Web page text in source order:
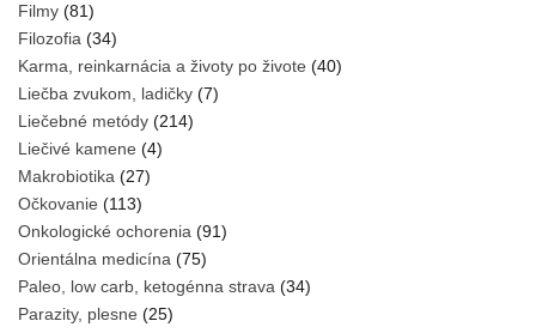
Filmy (81)
Filozofia (34)
Karma, reinkarnácia a životy po živote (40)
Liečba zvukom, ladičky (7)
Liečebné metódy (214)
Liečivé kamene (4)
Makrobiotika (27)
Očkovanie (113)
Onkologické ochorenia (91)
Orientálna medicína (75)
Paleo, low carb, ketogénna strava (34)
Parazity, plesne (25)